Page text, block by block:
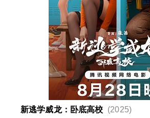
新逃学威龙：卧底高校 (2025)